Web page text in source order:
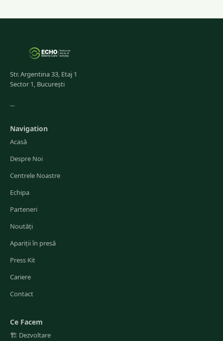
Str. Argentina 33, Etaj 1
Sector 1, București
...
Navigation
Acasă
Despre Noi
Centrele Noastre
Echipa
Parteneri
Noutăți
Apariții în presă
Press Kit
Cariere
Contact
Ce Facem
🏗️ Dezvoltare